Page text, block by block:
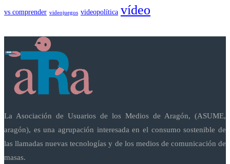
vs comprender videojuegos videopolítica vídeo
La Asociación de Usuarios de los Medios de Aragón, (ASUME,
aragón), es una agrupación interesada en el consumo sostenible de
las llamadas nuevas tecnologías y de los medios de comunicación de
masas.